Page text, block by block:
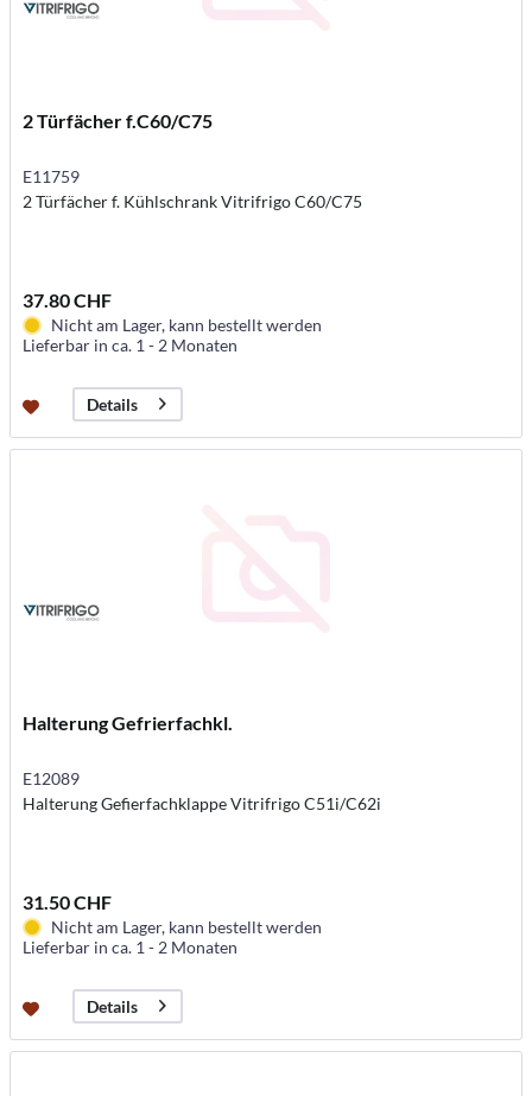
2 Türfächer f.C60/C75
E11759
2 Türfächer f. Kühlschrank Vitrifrigo C60/C75
37.80 CHF
Nicht am Lager, kann bestellt werden
Lieferbar in ca. 1 - 2 Monaten
Details
Halterung Gefrierfachkl.
E12089
Halterung Gefierfachklappe Vitrifrigo C51i/C62i
31.50 CHF
Nicht am Lager, kann bestellt werden
Lieferbar in ca. 1 - 2 Monaten
Details